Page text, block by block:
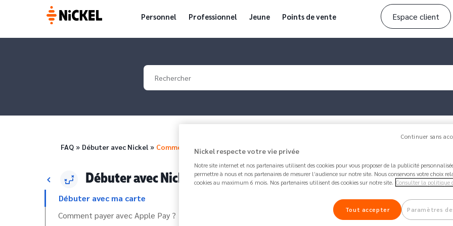
Personnel Professionnel Jeune Points de vente Espace client
Your search
Fil d'Ariane
FAQ Débuter avec Nickel Comment bloquer…
Débuter avec Nickel
Débuter avec ma carte
Comment payer avec Apple Pay ?
Article mis à jour parAmandail y a 1 week 5
Comment bloquer
Partager Perso / Pro
Continuer sans
Nickel respecte votre vie privée
Notre site internet et nos partenaires utilisent des cookies pour vous proposer de la publicité
permettre à nous et nos partenaires de mesurer l’audience sur notre site. Nous conservons votre choix
cookies au maximum 6 mois. Nos partenaires utilisent des cookies sur notre site. Consulter la politique
Paramètres
Tout accepter